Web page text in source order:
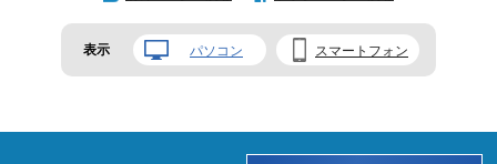
表示 パソコン スマートフォン